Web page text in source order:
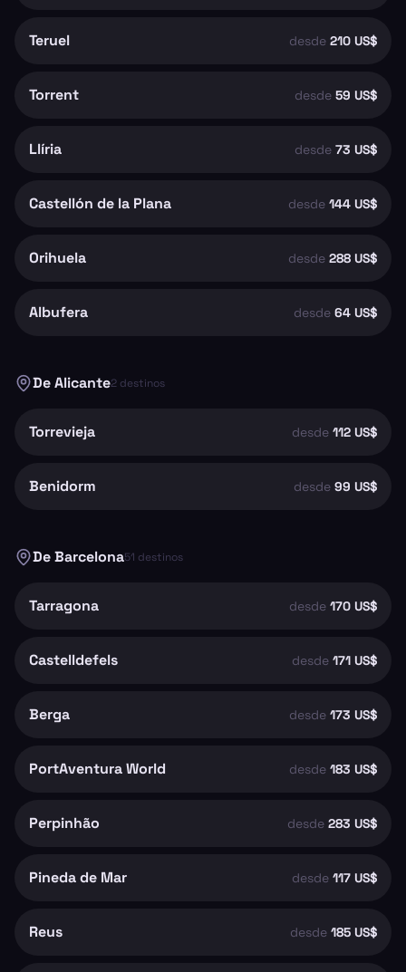
Teruel desde 210 US$
Torrent desde 59 US$
Llíria desde 73 US$
Castellón de la Plana desde 144 US$
Orihuela desde 288 US$
Albufera desde 64 US$
DeAlicante2 destinos
Torrevieja desde 112 US$
Benidorm desde 99 US$
DeBarcelona51 destinos
Tarragona desde 170 US$
Castelldefels desde 171 US$
Berga desde 173 US$
PortAventura World desde 183 US$
Perpinhão desde 283 US$
Pineda de Mar desde 117 US$
Reus desde 185 US$